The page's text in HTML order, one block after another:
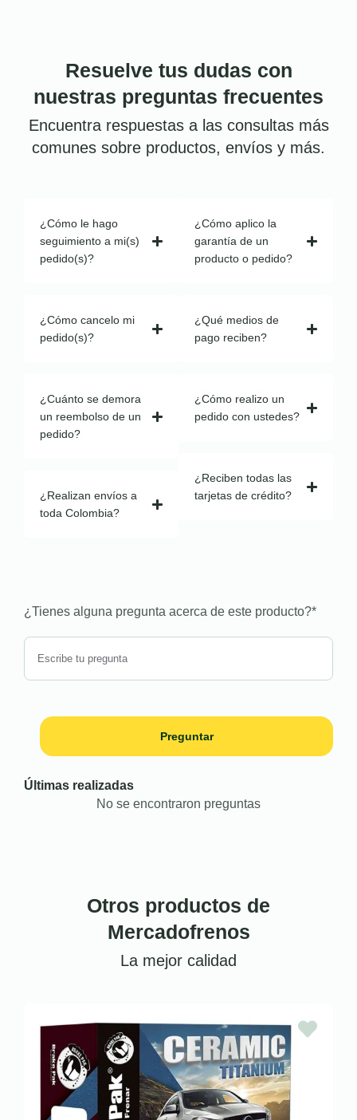
Resuelve tus dudas con
nuestras preguntas frecuentes
Encuentra respuestas a las consultas más
comunes sobre productos, envíos y más.
¿Cómo le hago
seguimiento a mi(s)
pedido(s)?
¿Cómo cancelo mi
pedido(s)?
¿Cuánto se demora
un reembolso de un
pedido?
¿Realizan envíos a
toda Colombia?
¿Cómo aplico la
garantía de un
producto o pedido?
¿Qué medios de
pago reciben?
¿Cómo realizo un
pedido con ustedes?
¿Reciben todas las
tarjetas de crédito?
¿Tienes alguna pregunta acerca de este producto?*
Preguntar
Últimas realizadas
No se encontraron preguntas
Otros productos de
Mercadofrenos
La mejor calidad